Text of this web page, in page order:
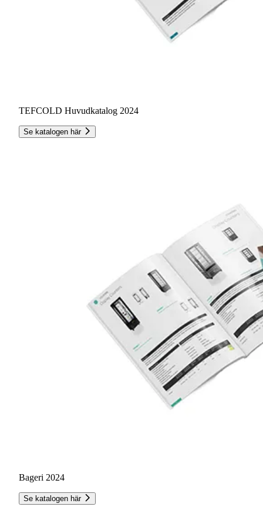
TEFCOLD Huvudkatalog 2024
Se katalogen här
Bageri 2024
Se katalogen här